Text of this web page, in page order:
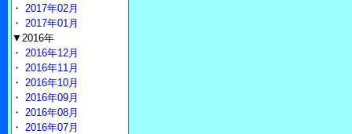
・ 2017年02月
・ 2017年01月
▼2016年
・ 2016年12月
・ 2016年11月
・ 2016年10月
・ 2016年09月
・ 2016年08月
・ 2016年07月